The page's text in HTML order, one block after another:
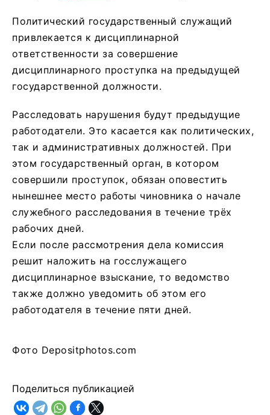
Политический государственный служащий
привлекается к дисциплинарной
ответственности за совершение
дисциплинарного проступка на предыдущей
государственной должности.
Расследовать нарушения будут предыдущие
работодатели. Это касается как политических,
так и административных должностей. При
этом государственный орган, в котором
совершили проступок, обязан оповестить
нынешнее место работы чиновника о начале
служебного расследования в течение трёх
рабочих дней.
Если после рассмотрения дела комиссия
решит наложить на госслужащего
дисциплинарное взыскание, то ведомство
также должно уведомить об этом его
работодателя в течение пяти дней.
Фото Depositphotos.com
Поделиться публикацией